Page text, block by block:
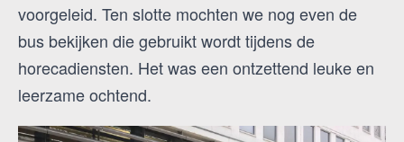
voorgeleid. Ten slotte mochten we nog even de
bus bekijken die gebruikt wordt tijdens de
horecadiensten. Het was een ontzettend leuke en
leerzame ochtend.